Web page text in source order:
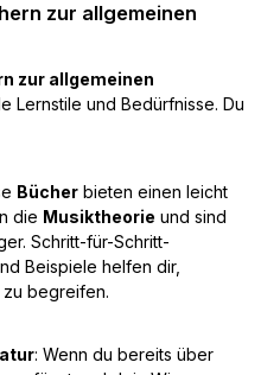
zur allgemeinen
zur allgemeinen
Lernstile und Bedürfnisse. Du
Bücher bieten einen leicht
die Musiktheorie und sind
Schritt-für-Schritt-
Beispiele helfen dir,
zu begreifen.
: Wenn du bereits über